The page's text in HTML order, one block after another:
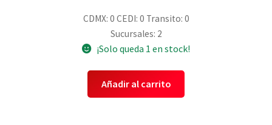
CDMX: 0 CEDI: 0 Transito: 0
Sucursales: 2
¡Solo queda 1 en stock!
Añadir al carrito